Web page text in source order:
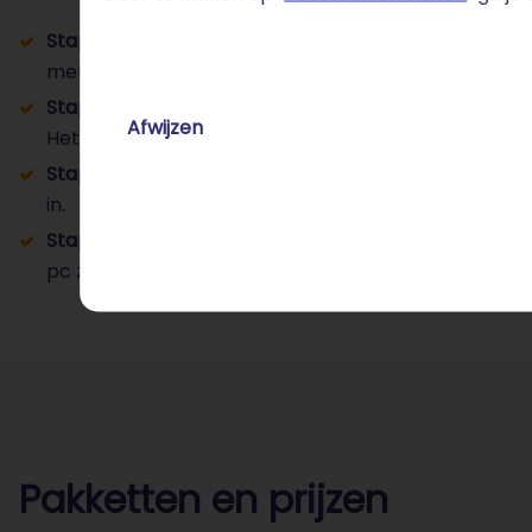
Afwijzen
Stap 1 – Pakket kiezen:
met 2 GB per mailbox perfect.
Stap 2 – Domeinnaam registreren:
Het domein is inbegrepen in alle email hosting
Stap 3 – Mailbox aanmaken:
in.
Stap 4 – Apparaten koppelen:
pc zodat je overal toegang hebt tot je e-mail.
Pakketten en prijzen